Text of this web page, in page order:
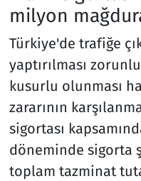
milyon
Türkiye'de trafiğe
yaptırılması
kusurlu olunması
zararının
sigortası
döneminde sigorta
toplam tazminat